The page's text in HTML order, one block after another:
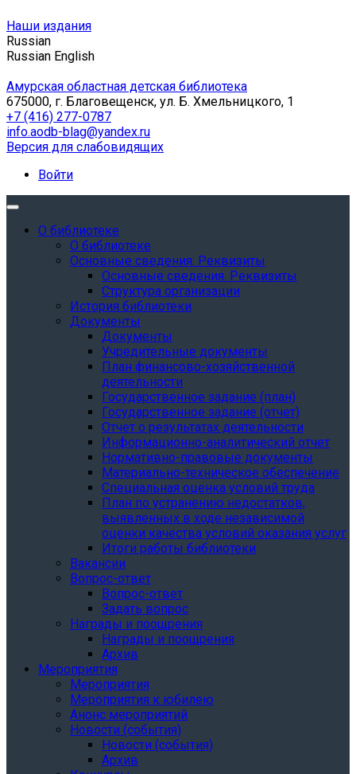
Наши издания
Russian
Russian English
Амурская областная детская библиотека
675000, г. Благовещенск, ул. Б. Хмельницкого, 1
+7 (416) 277-0787
info.aodb-blag@yandex.ru
Версия для слабовидящих
Войти
О библиотеке
О библиотеке
Основные сведения. Реквизиты
Основные сведения. Реквизиты
Структура организации
История библиотеки
Документы
Документы
Учредительные документы
План финансово-хозяйственной
деятельности
Государственное задание (план)
Государственное задание (отчет)
Отчет о результатах деятельности
Информационно-аналитический отчет
Нормативно-правовые документы
Материально-техническое обеспечение
Специальная оценка условий труда
План по устранению недостатков,
выявленных в ходе независимой
оценки качества условий оказания услуг
Итоги работы библиотеки
Вакансии
Вопрос-ответ
Вопрос-ответ
Задать вопрос
Награды и поощрения
Награды и поощрения
Архив
Мероприятия
Мероприятия
Мероприятия к юбилею
Анонс мероприятий
Новости (события)
Новости (события)
Архив